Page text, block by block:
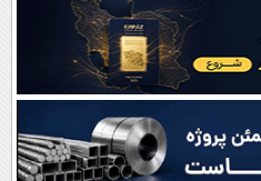
و هوا
شرعی
ها
زندگی